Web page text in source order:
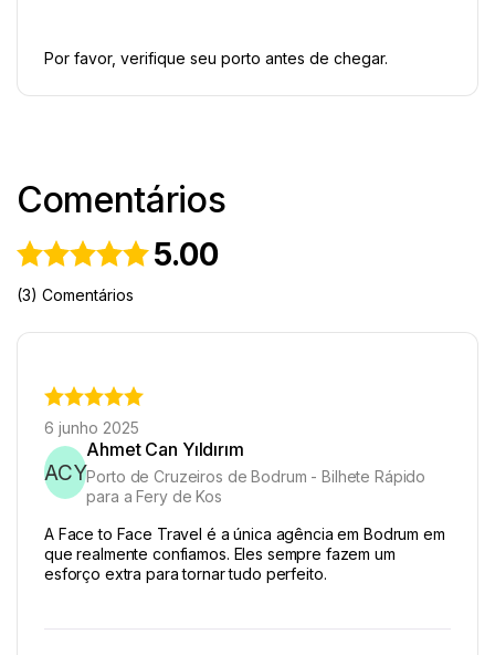
Por favor, verifique seu porto antes de chegar.
Comentários
5.00
(3) Comentários
6 junho 2025
ACY
Ahmet Can Yıldırım
Porto de Cruzeiros de Bodrum - Bilhete Rápido
para a Fery de Kos
A Face to Face Travel é a única agência em Bodrum em
que realmente confiamos. Eles sempre fazem um
esforço extra para tornar tudo perfeito.